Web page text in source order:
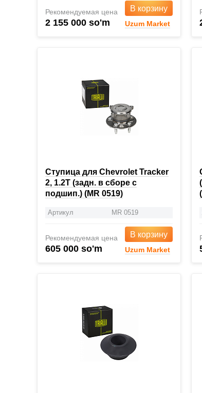
Рекомендуемая цена
2 155 000 so'm
В корзину
Uzum Market
Ступица для Chevrolet Tracker
2, 1.2T (задн. в сборе с
подшип.) (MR 0519)
Артикул MR 0519
Рекомендуемая цена
605 000 so'm
В корзину
Uzum Market